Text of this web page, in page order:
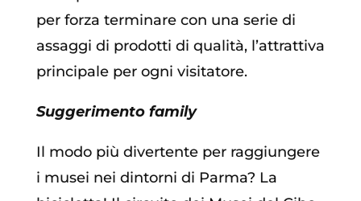
per forza terminare con una serie di
assaggi di prodotti di qualità, l’attrattiva
principale per ogni visitatore.
Suggerimento family
Il modo più divertente per raggiungere
i musei nei dintorni di Parma? La